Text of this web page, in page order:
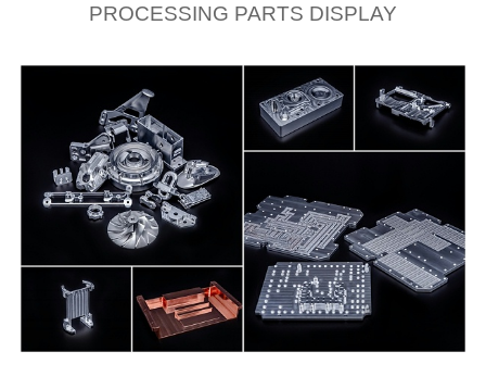
PROCESSING PARTS DISPLAY